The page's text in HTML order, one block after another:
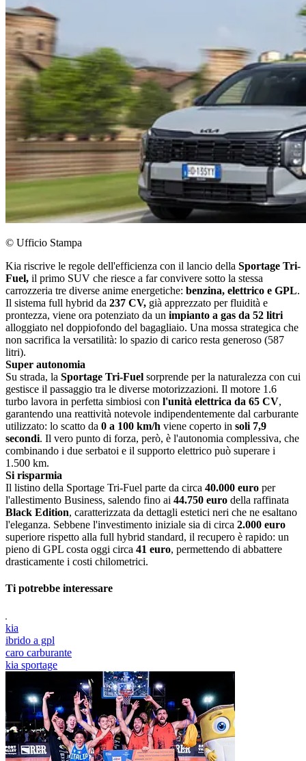
© Ufficio Stampa
Kia riscrive le regole dell'efficienza con il lancio della Sportage Tri-
Fuel, il primo SUV che riesce a far convivere sotto la stessa
carrozzeria tre diverse anime energetiche: benzina, elettrico e GPL.
Il sistema full hybrid da 237 CV, già apprezzato per fluidità e
prontezza, viene ora potenziato da un impianto a gas da 52 litri
alloggiato nel doppiofondo del bagagliaio. Una mossa strategica che
non sacrifica la versatilità: lo spazio di carico resta generoso (587
litri).
Super autonomia
Su strada, la Sportage Tri-Fuel sorprende per la naturalezza con cui
gestisce il passaggio tra le diverse motorizzazioni. Il motore 1.6
turbo lavora in perfetta simbiosi con l'unità elettrica da 65 CV,
garantendo una reattività notevole indipendentemente dal carburante
utilizzato: lo scatto da 0 a 100 km/h viene coperto in soli 7,9
secondi. Il vero punto di forza, però, è l'autonomia complessiva, che
combinando i due serbatoi e il supporto elettrico può superare i
1.500 km.
Si risparmia
Il listino della Sportage Tri-Fuel parte da circa 40.000 euro per
l'allestimento Business, salendo fino ai 44.750 euro della raffinata
Black Edition, caratterizzata da dettagli estetici neri che ne esaltano
l'eleganza. Sebbene l'investimento iniziale sia di circa 2.000 euro
superiore rispetto alla full hybrid standard, il recupero è rapido: un
pieno di GPL costa oggi circa 41 euro, permettendo di abbattere
drasticamente i costi chilometrici.
Ti potrebbe interessare
kia
ibrido a gpl
caro carburante
kia sportage